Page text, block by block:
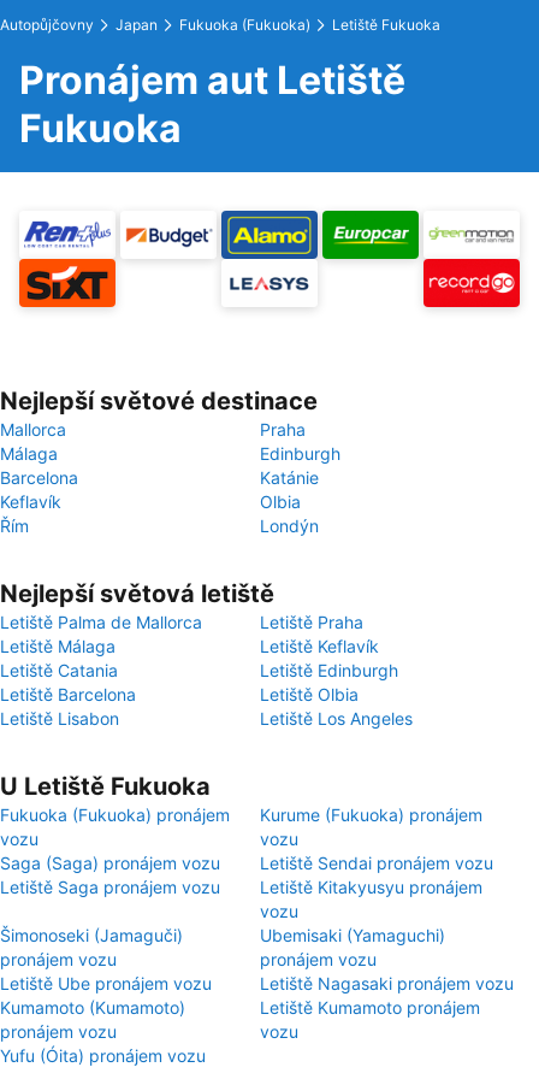
Autopůjčovny Japan Fukuoka (Fukuoka) Letiště Fukuoka
Pronájem aut Letiště
Fukuoka
Nejlepší světové destinace
Mallorca
Praha
Málaga
Edinburgh
Barcelona
Katánie
Keflavík
Olbia
Řím
Londýn
Nejlepší světová letiště
Letiště Palma de Mallorca
Letiště Praha
Letiště Málaga
Letiště Keflavík
Letiště Catania
Letiště Edinburgh
Letiště Barcelona
Letiště Olbia
Letiště Lisabon
Letiště Los Angeles
U Letiště Fukuoka
Fukuoka (Fukuoka) pronájem
vozu
Kurume (Fukuoka) pronájem
vozu
Saga (Saga) pronájem vozu
Letiště Sendai pronájem vozu
Letiště Saga pronájem vozu
Letiště Kitakyusyu pronájem
vozu
Šimonoseki (Jamaguči)
pronájem vozu
Ubemisaki (Yamaguchi)
pronájem vozu
Letiště Ube pronájem vozu
Letiště Nagasaki pronájem vozu
Kumamoto (Kumamoto)
pronájem vozu
Letiště Kumamoto pronájem
vozu
Yufu (Óita) pronájem vozu